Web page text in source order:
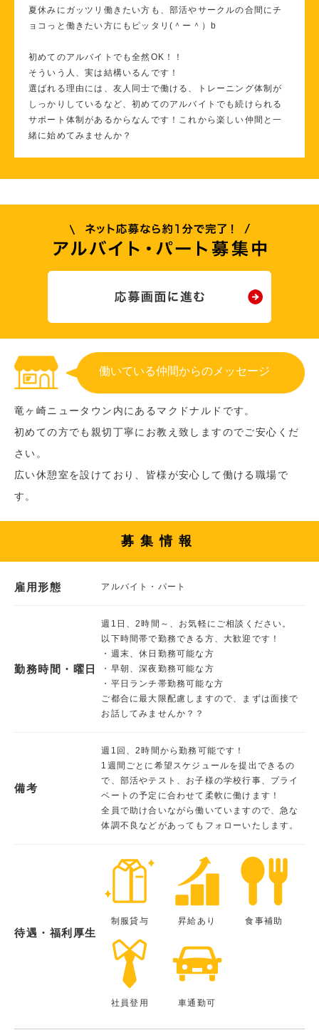
夏休みにガッツリ働きたい方も、部活やサークルの合間にチ
ョコっと働きたい方にもピッタリ(＾ー＾）b
初めてのアルバイトでも全然OK！！
そういう人、実は結構いるんです！
選ばれる理由には、友人同士で働ける、トレーニング体制が
しっかりしているなど、初めてのアルバイトでも続けられる
サポート体制があるからなんです！これから楽しい仲間と一
緒に始めてみませんか？
働いている仲間からのメッセージ
竜ヶ崎ニュータウン内にあるマクドナルドです。
初めての方でも親切丁寧にお教え致しますのでご安心くだ
さい。
広い休憩室を設けており、皆様が安心して働ける職場で
す。
募集情報
雇用形態 アルバイト・パート
勤務時間・曜日
週1日、2時間～、お気軽にご相談ください。
以下時間帯で勤務できる方、大歓迎です！
・週末、休日勤務可能な方
・早朝、深夜勤務可能な方
・平日ランチ帯勤務可能な方
ご都合に最大限配慮しますので、まずは面接で
お話してみませんか？？
備考
週1回、2時間から勤務可能です！
1週間ごとに希望スケジュールを提出できるの
で、部活やテスト、お子様の学校行事、プライ
ベートの予定に合わせて柔軟に働けます！
全員で助け合いながら働いていますので、急な
体調不良などがあってもフォローいたします。
待遇・福利厚生
制服貸与 昇給あり 食事補助
社員登用 車通勤可